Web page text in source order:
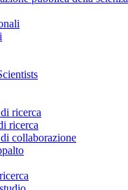
ricerca
ricerca
collaborazione